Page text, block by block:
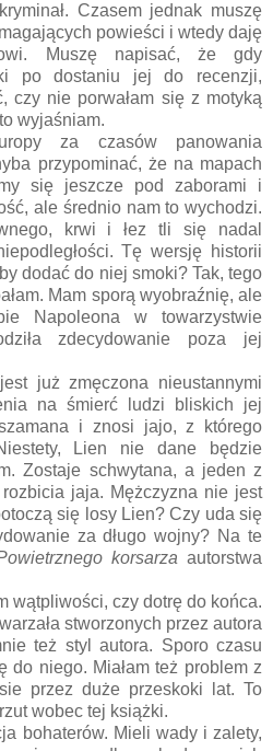
Czasem jednak muszę
powieści i wtedy daję
Muszę napisać, że gdy
po dostaniu jej do recenzji,
czy nie porwałam się z motyką
wyjaśniam.
za czasów panowania
przypominać, że na mapach
się jeszcze pod zaborami i
ale średnio nam to wychodzi.
krwi i łez tli się nadal
Tę wersję historii
dodać do niej smoki? Tak, tego
Mam sporą wyobraźnię, ale
Napoleona w towarzystwie
zdecydowanie poza jej
już zmęczona nieustannymi
na śmierć ludzi bliskich jej
i znosi jajo, z którego
Lien nie dane będzie
Zostaje schwytana, a jeden z
jaja. Mężczyzna nie jest
się losy Lien? Czy uda się
za długo wojny? Na te
korsarza autorstwa
wątpliwości, czy dotrę do końca.
stworzonych przez autora
też styl autora. Sporo czasu
do niego. Miałam też problem z
przez duże przeskoki lat. To
wobec tej książki.
bohaterów. Mieli wady i zalety,